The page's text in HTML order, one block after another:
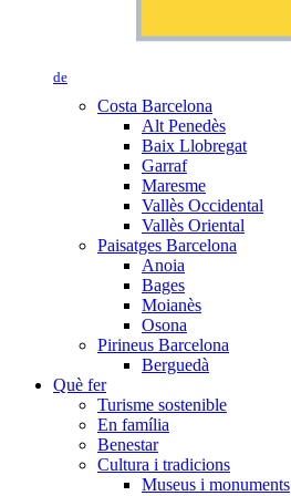
de
Costa Barcelona
Alt Penedès
Baix Llobregat
Garraf
Maresme
Vallès Occidental
Vallès Oriental
Paisatges Barcelona
Anoia
Bages
Moianès
Osona
Pirineus Barcelona
Berguedà
Què fer
Turisme sostenible
En família
Benestar
Cultura i tradicions
Museus i monuments